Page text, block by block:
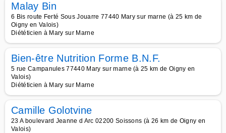
Malay Bin
6 Bis route Ferté Sous Jouarre 77440 Mary sur marne (à 25 km de
Oigny en Valois)
Diététicien à Mary sur Marne
Bien-être Nutrition Forme B.N.F.
5 rue Campanules 77440 Mary sur marne (à 25 km de Oigny en
Valois)
Diététicien à Mary sur Marne
Camille Golotvine
23 A boulevard Jeanne d Arc 02200 Soissons (à 26 km de Oigny en
Valois)